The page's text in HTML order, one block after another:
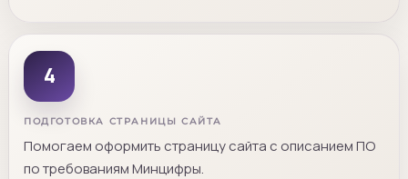
4
ПОДГОТОВКА СТРАНИЦЫ САЙТА
Помогаем оформить страницу сайта с описанием ПО
по требованиям Минцифры.